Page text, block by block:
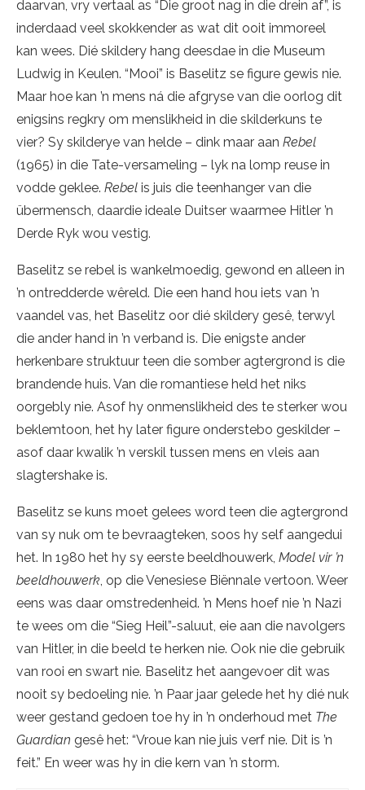
daarvan, vry vertaal as “Die groot nag in die drein af”, is
inderdaad veel skokkender as wat dit ooit immoreel
kan wees. Dié skildery hang deesdae in die Museum
Ludwig in Keulen. “Mooi” is Baselitz se figure gewis nie.
Maar hoe kan ’n mens ná die afgryse van die oorlog dit
enigsins regkry om menslikheid in die skilderkuns te
vier? Sy skilderye van helde – dink maar aan Rebel
(1965) in die Tate-versameling – lyk na lomp reuse in
vodde geklee. Rebel is juis die teenhanger van die
übermensch, daardie ideale Duitser waarmee Hitler ’n
Derde Ryk wou vestig.
Baselitz se rebel is wankelmoedig, gewond en alleen in
’n ontredderde wêreld. Die een hand hou iets van ’n
vaandel vas, het Baselitz oor dié skildery gesê, terwyl
die ander hand in ’n verband is. Die enigste ander
herkenbare struktuur teen die somber agtergrond is die
brandende huis. Van die romantiese held het niks
oorgebly nie. Asof hy onmenslikheid des te sterker wou
beklemtoon, het hy later figure onderstebo geskilder –
asof daar kwalik ’n verskil tussen mens en vleis aan
slagtershake is.
Baselitz se kuns moet gelees word teen die agtergrond
van sy nuk om te bevraagteken, soos hy self aangedui
het. In 1980 het hy sy eerste beeldhouwerk, Model vir ’n
beeldhouwerk, op die Venesiese Biënnale vertoon. Weer
eens was daar omstredenheid. ’n Mens hoef nie ’n Nazi
te wees om die “Sieg Heil”-saluut, eie aan die navolgers
van Hitler, in die beeld te herken nie. Ook nie die gebruik
van rooi en swart nie. Baselitz het aangevoer dit was
nooit sy bedoeling nie. ’n Paar jaar gelede het hy dié nuk
weer gestand gedoen toe hy in ’n onderhoud met The
Guardian gesê het: “Vroue kan nie juis verf nie. Dit is ’n
feit.” En weer was hy in die kern van ’n storm.